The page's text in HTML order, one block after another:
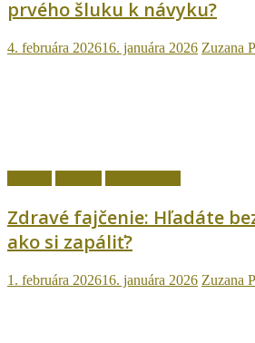
prvého šluku k návyku?
4. februára 202616. januára 2026 Zuzana
Zdravé fajčenie: Hľadáte
ako si zapáliť?
1. februára 202616. januára 2026 Zuzana